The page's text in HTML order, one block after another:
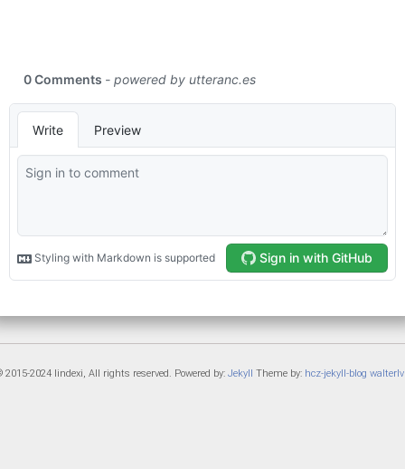
2015-2024 lindexi, All rights reserved. Powered by: Jekyll Theme by: hcz-jekyll-blog walterlv